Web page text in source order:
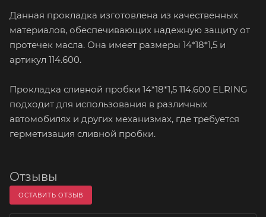
Данная прокладка изготовлена из качественных
материалов, обеспечивающих надежную защиту от
протечек масла. Она имеет размеры 14*18*1,5 и
артикул 114.600.
Прокладка сливной пробки 14*18*1,5 114.600 ELRING
подходит для использования в различных
автомобилях и других механизмах, где требуется
герметизация сливной пробки.
Отзывы
ОСТАВИТЬ ОТЗЫВ